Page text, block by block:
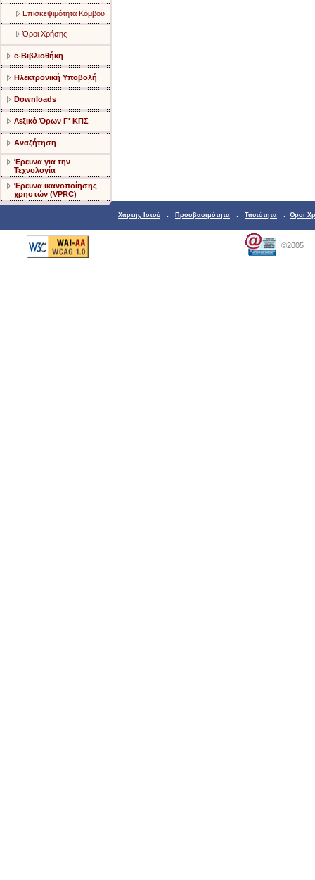
Επισκεψιμότητα Κόμβου
Όροι Χρήσης
e-Βιβλιοθήκη
Ηλεκτρονική Υποβολή
Downloads
Λεξικό Όρων Γ' ΚΠΣ
Αναζήτηση
Έρευνα για την
Τεχνολογία
Έρευνα ικανοποίησης
χρηστών (VPRC)
Χάρτης Ιστού : Προσβασιμότητα : Ταυτότητα : Όροι
©2005